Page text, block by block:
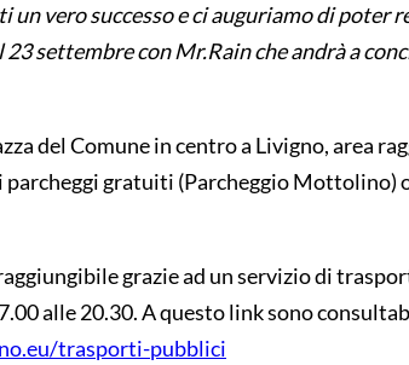
un vero successo e ci auguriamo di poter
settembre con Mr.Rain che andrà a
del Comune in centro a Livigno, area
parcheggi gratuiti (Parcheggio Mottolino)
grazie ad un servizio di
alle 20.30. A questo link sono
trasporti-pubblici